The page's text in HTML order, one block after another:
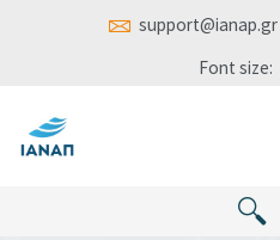
Μετάβαση στο κεντρικόsupport@ianap.gr
Font size: